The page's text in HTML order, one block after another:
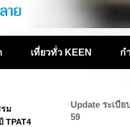
เที่ยวทั่ว KEEN ก
Update ระเบี
59
ม